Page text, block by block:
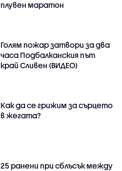
плувен маратон
Голям пожар затвори за два
часа Подбалканския път
край Сливен (ВИДЕО)
Как да се грижим за сърцето
в жегата?
25 ранени при сблъсък между